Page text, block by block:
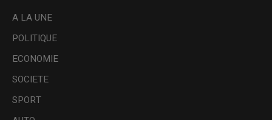
A LA UNE
POLITIQUE
ECONOMIE
SOCIETE
SPORT